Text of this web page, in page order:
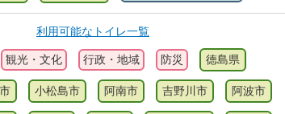
利用可能なトイレ一覧
観光・文化 行政・地域 防災 徳島県
小松島市 阿南市 吉野川市 阿波市